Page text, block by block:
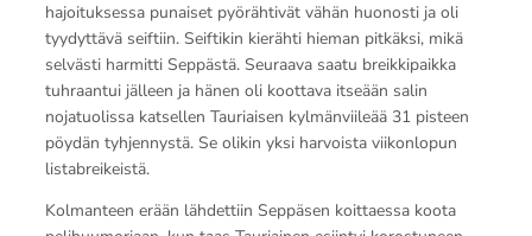
hajoituksessa punaiset pyörähtivät vähän huonosti ja oli
tyydyttävä seiftiin. Seiftikin kierähti hieman pitkäksi, mikä
selvästi harmitti Seppästä. Seuraava saatu breikkipaikka
tuhraantui jälleen ja hänen oli koottava itseään salin
nojatuolissa katsellen Tauriaisen kylmänviileää 31 pisteen
pöydän tyhjennystä. Se olikin yksi harvoista viikonlopun
listabreikeistä.
Kolmanteen erään lähdettiin Seppäsen koittaessa koota